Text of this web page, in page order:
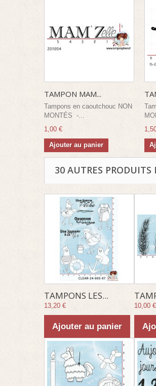
TAMPON MAM...
Tampons en caoutchouc NON
MONTÉS -...
1,00 €
Ajouter au panier
30 AUTRES
TAMPONS LES...
13,20 €
Ajouter au panier
10,00 €